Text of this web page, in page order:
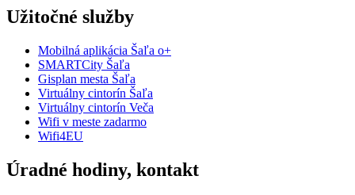
Užitočné služby
Mobilná aplikácia Šaľa o+
SMARTCity Šaľa
Gisplan mesta Šaľa
Virtuálny cintorín Šaľa
Virtuálny cintorín Veča
Wifi v meste zadarmo
Wifi4EU
Úradné hodiny, kontakt